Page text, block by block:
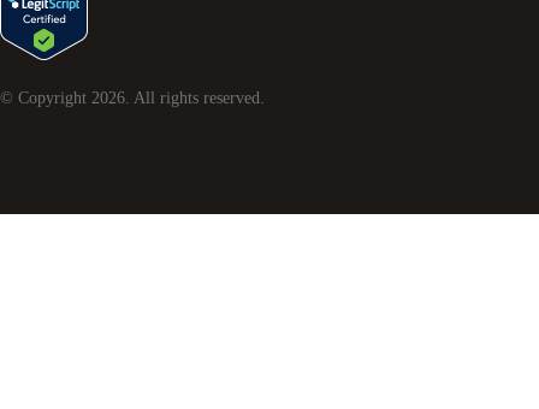
© Copyright 2026 . All rights reserved.